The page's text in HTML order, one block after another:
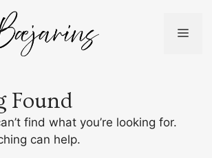
Found
find what you’re looking for.
can help.